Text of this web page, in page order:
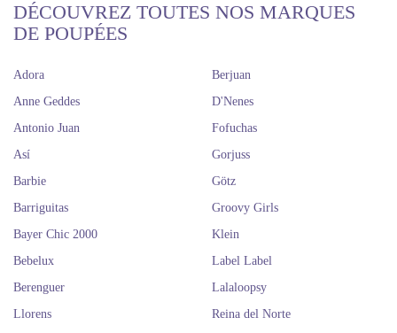
DÉCOUVREZ TOUTES NOS MARQUES
DE POUPÉES
Adora
Anne Geddes
Antonio Juan
Así
Barbie
Barriguitas
Bayer Chic 2000
Bebelux
Berenguer
Berjuan
D'Nenes
Fofuchas
Gorjuss
Götz
Groovy Girls
Klein
Label Label
Lalaloopsy
Llorens
Reina del Norte